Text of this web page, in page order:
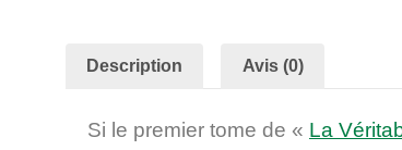
Description Avis (0)
Si le premier tome de « La